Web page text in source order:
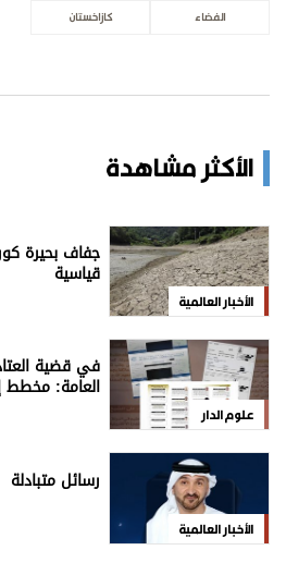
الفضاء كازاخستان
الأكثر مشاهدة
الأخبار العالمية
جفاف بحيرة
قياسية
علوم الدار
في قضية
العامة:
الأخبار العالمية
رسائل متبادلة